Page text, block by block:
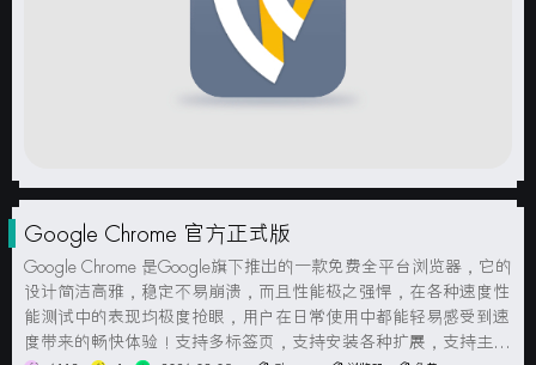
Google Chrome 官方正式版
Google Chrome 是Google旗下推出的一款免费全平台浏览器，它的
设计简洁高雅，稳定不易崩溃，而且性能极之强悍，在各种速度性
能测试中的表现均极度抢眼，用户在日常使用中都能轻易感受到速
度带来的畅快体验！支持多标签页，支持安装各种扩展，支持主题